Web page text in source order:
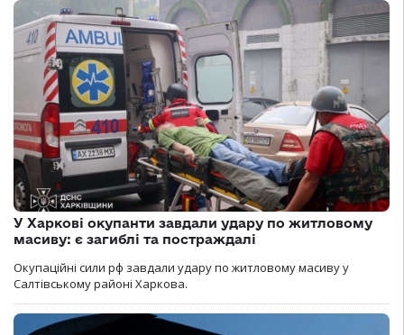
У Харкові окупанти завдали удару по житловому
масиву: є загиблі та постраждалі
Окупаційні сили рф завдали удару по житловому масиву у
Салтівському районі Харкова.